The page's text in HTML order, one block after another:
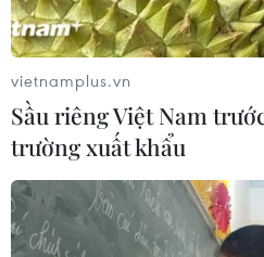
TIN CÙNG CHUYÊN
Chuyên gia đề xuất mô hình
phát triển ngành bán dẫn
10/08/2026 10:56
vietnamplus.vn
Sầu riêng Việt Nam
trường xuất khẩu